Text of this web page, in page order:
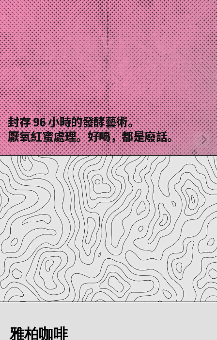
封存 96 小時的發酵藝術。
厭氧紅蜜處理。好喝，都是廢話。
雅柏咖啡